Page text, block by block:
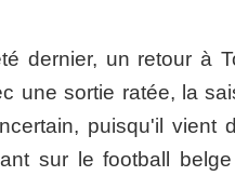
dernier, un retour à
une sortie ratée, la
puisqu'il vient
sur le football